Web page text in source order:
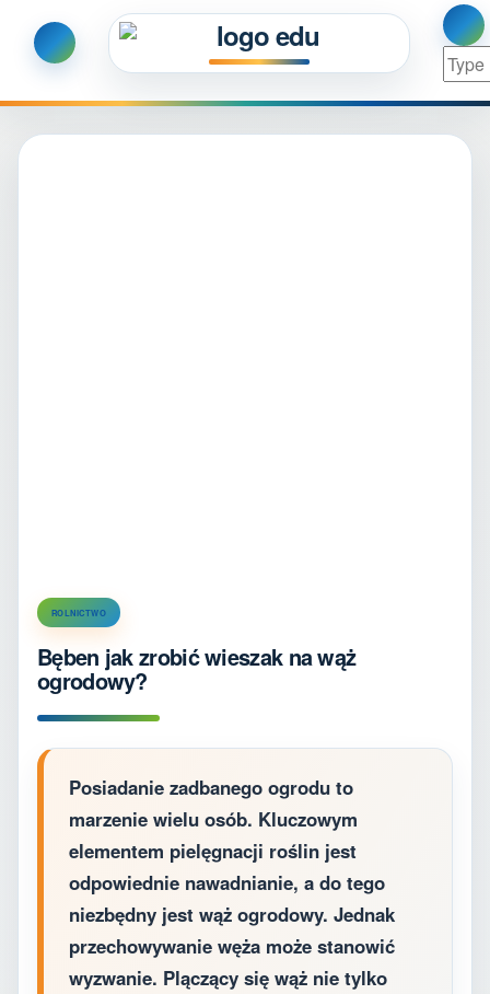
ROLNICTWO
Bęben jak zrobić wieszak na wąż
ogrodowy?
Posiadanie zadbanego ogrodu to
marzenie wielu osób. Kluczowym
elementem pielęgnacji roślin jest
odpowiednie nawadnianie, a do tego
niezbędny jest wąż ogrodowy. Jednak
przechowywanie węża może stanowić
wyzwanie. Plączący się wąż nie tylko